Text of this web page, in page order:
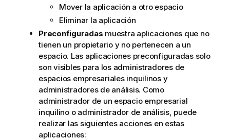
Mover la aplicación a otro espacio
Eliminar la aplicación
Preconfiguradas muestra aplicaciones que no
tienen un propietario y no pertenecen a un
espacio. Las aplicaciones preconfiguradas solo
son visibles para los administradores de
espacios empresariales inquilinos y
administradores de análisis. Como
administrador de un espacio empresarial
inquilino o administrador de análisis, puede
realizar las siguientes acciones en estas
aplicaciones: